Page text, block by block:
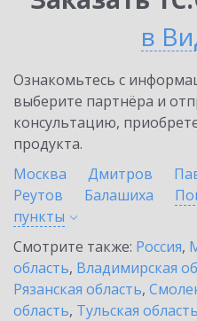
в
Ознакомьтесь с
выберите партнёра и
консультацию,
продукта.
Москва
Дмитров
Реутов
Балашиха
пункты
Смотрите также: Россия,
область, Владимирская
Рязанская область,
область, Тульская область